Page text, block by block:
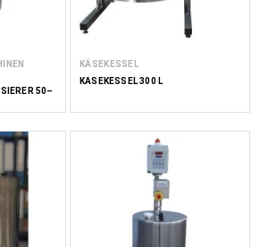
50–
KÄSEKESSEL
KÄSEKESSEL 300 L